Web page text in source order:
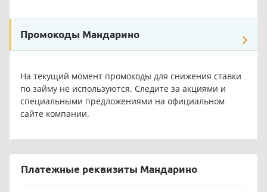
Промокоды Мандарино
На текущий момент промокоды для снижения ставки
по займу не используются. Следите за акциями и
специальными предложениями на официальном
сайте компании.
Платежные реквизиты Мандарино